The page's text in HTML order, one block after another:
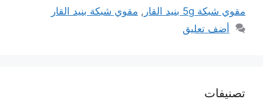
مقوي شبكة 5g بنيد القار
, مقوي شبكة بنيد القار
أضف تعليق
تصنيفات